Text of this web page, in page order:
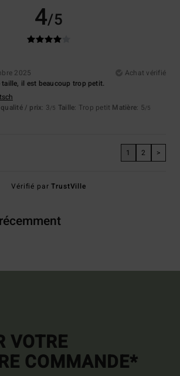
4/5
2025
Achat vérifié
il est beaucoup trop petit.
/ prix: 3/5 Taille: Trop petit Matière: 5/5
1 2 >
Vérifié parTrustVille
VOTRE
COMMANDE*